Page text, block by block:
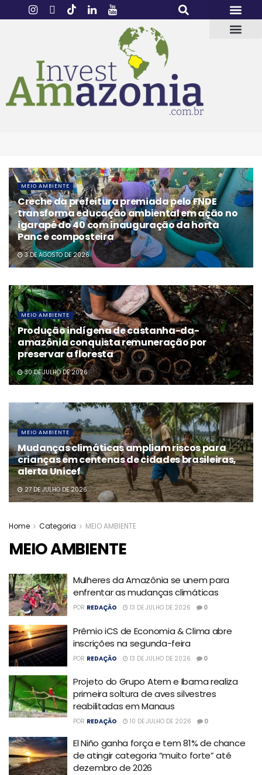
MEIO AMBIENTE
Creche da prefeitura premiada pelo FNDE
transforma educação ambiental em ação no
igarapé do 40 com inauguração da horta
Panc e composteira
3 DE AGOSTO DE 2026
MEIO AMBIENTE
Produção indígena de castanha-da-
amazônia conquista remuneração por
preservar a floresta
30 DE JULHO DE 2026
MEIO AMBIENTE
Mudanças climáticas ampliam riscos para
crianças em centenas de cidades brasileiras,
alerta Unicef
27 DE JULHO DE 2026
Home Categoria MEIO AMBIENTE
MEIO AMBIENTE
Mulheres da Amazônia se unem para
enfrentar as mudanças climáticas
POR REDAÇÃO 13 DE JULHO DE 2026 0
Prêmio iCS de Economia & Clima abre
inscrições na segunda-feira
POR REDAÇÃO 13 DE JULHO DE 2026 0
Projeto do Grupo Atem e Ibama realiza
primeira soltura de aves silvestres
reabilitadas em Manaus
POR REDAÇÃO 10 DE JULHO DE 2026 0
El Niño ganha força e tem 81% de chance
de atingir categoria “muito forte” até
dezembro de 2026